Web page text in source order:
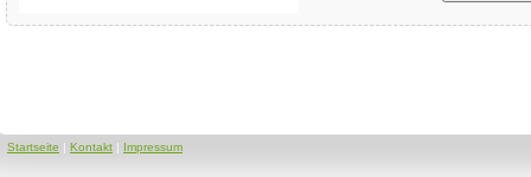
Startseite | Kontakt | Impressum